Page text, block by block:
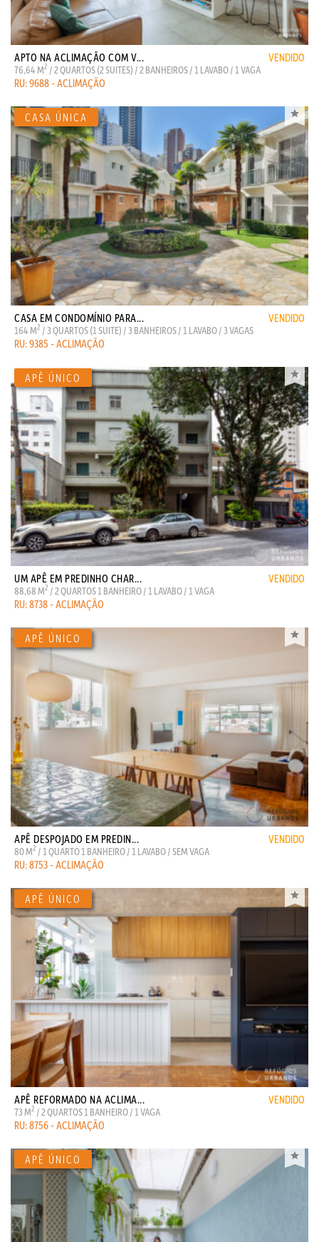
APTO NA ACLIMAÇÃO COM V... VENDIDO
76,64 M2 / 2 QUARTOS (2 SUITES) / 2 BANHEIROS / 1 LAVABO / 1 VAGA
RU: 9688 - ACLIMAÇÃO
CASA EM CONDOMÍNIO PARA... VENDIDO
164 M2 / 3 QUARTOS (1 SUITE) / 3 BANHEIROS / 1 LAVABO / 3 VAGAS
RU: 9385 - ACLIMAÇÃO
UM APÊ EM PREDINHO CHAR... VENDIDO
88,68 M2 / 2 QUARTOS 1 BANHEIRO / 1 LAVABO / 1 VAGA
RU: 8738 - ACLIMAÇÃO
APÊ DESPOJADO EM PREDIN... VENDIDO
80 M2 / 1 QUARTO 1 BANHEIRO / 1 LAVABO / SEM VAGA
RU: 8753 - ACLIMAÇÃO
APÊ REFORMADO NA ACLIMA... VENDIDO
73 M2 / 2 QUARTOS 1 BANHEIRO / 1 VAGA
RU: 8756 - ACLIMAÇÃO